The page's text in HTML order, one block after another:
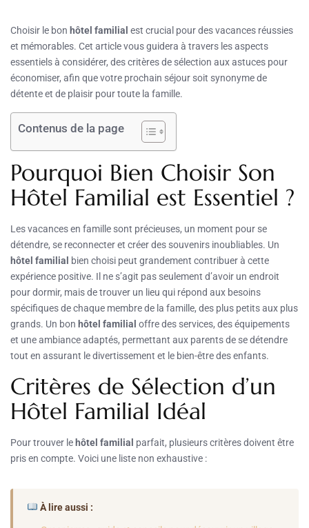
Choisir le bon hôtel familial est crucial pour des vacances réussies
et mémorables. Cet article vous guidera à travers les aspects
essentiels à considérer, des critères de sélection aux astuces pour
économiser, afin que votre prochain séjour soit synonyme de
détente et de plaisir pour toute la famille.
Contenus de la page
Pourquoi Bien Choisir Son
Hôtel Familial est Essentiel ?
Les vacances en famille sont précieuses, un moment pour se
détendre, se reconnecter et créer des souvenirs inoubliables. Un
hôtel familial bien choisi peut grandement contribuer à cette
expérience positive. Il ne s’agit pas seulement d’avoir un endroit
pour dormir, mais de trouver un lieu qui répond aux besoins
spécifiques de chaque membre de la famille, des plus petits aux plus
grands. Un bon hôtel familial offre des services, des équipements
et une ambiance adaptés, permettant aux parents de se détendre
tout en assurant le divertissement et le bien-être des enfants.
Critères de Sélection d’un
Hôtel Familial Idéal
Pour trouver lehôtel familial parfait, plusieurs critères doivent être
pris en compte. Voici une liste non exhaustive :
À lire aussi :